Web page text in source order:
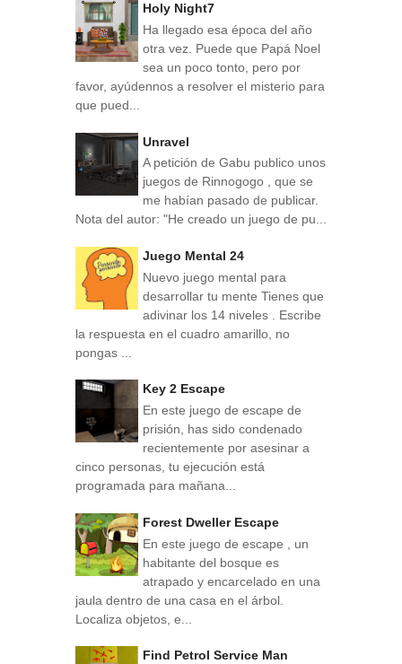
Holy Night7
Ha llegado esa época del año
otra vez. Puede que Papá Noel
sea un poco tonto, pero por
favor, ayúdennos a resolver el misterio para
que pued...
Unravel
A petición de Gabu publico unos
juegos de Rinnogogo , que se
me habían pasado de publicar.
Nota del autor: "He creado un juego de pu...
Juego Mental 24
Nuevo juego mental para
desarrollar tu mente Tienes que
adivinar los 14 niveles . Escribe
la respuesta en el cuadro amarillo, no
pongas ...
Key 2 Escape
En este juego de escape de
prisión, has sido condenado
recientemente por asesinar a
cinco personas, tu ejecución está
programada para mañana...
Forest Dweller Escape
En este juego de escape , un
habitante del bosque es
atrapado y encarcelado en una
jaula dentro de una casa en el árbol.
Localiza objetos, e...
Find Petrol Service Man